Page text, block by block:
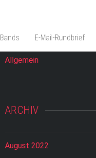
Bands E-Mail-Rundbrief
KATEGORIEN
Allgemein
ARCHIV
August 2022